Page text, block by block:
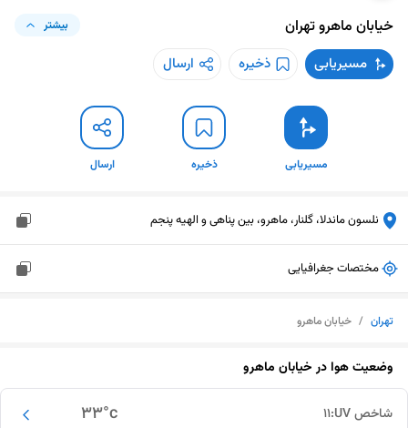
خیابان ماهروتهران بیشتر
مسیریابی ذخیره ارسال
مسیریابی ذخیره ارسال
نلسون ماندلا، گلنار، ماهرو، بین پناهی و الهیه پنجم
مختصات جغرافیایی
تهران / خیابان ماهرو
وضعیت هوا درخیابان ماهرو
33°c شاخص UV: 11